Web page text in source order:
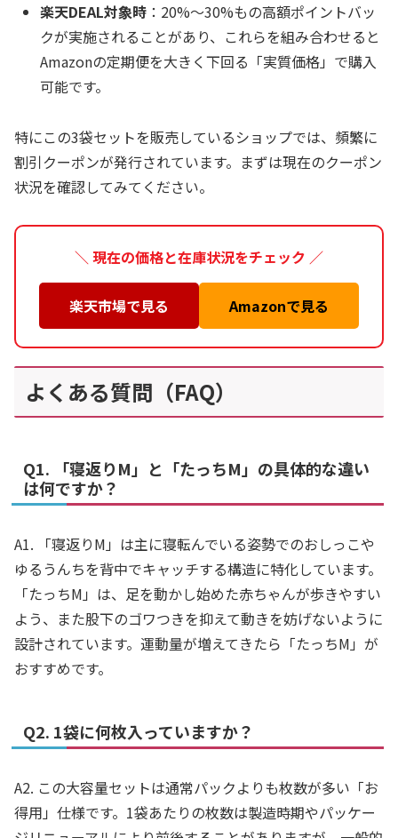
楽天DEAL対象時 ：20%〜30%もの高額ポイントバッ
クが実施されることがあり、これらを組み合わせると
Amazonの定期便を大きく下回る「実質価格」で購入
可能です。
特にこの3袋セットを販売しているショップでは、頻繁に
割引クーポンが発行されています。まずは現在のクーポン
状況を確認してみてください。
＼ 現在の価格と在庫状況をチェック ／
楽天市場で見る Amazonで見る
よくある質問（FAQ）
Q1. 「寝返りM」と「たっちM」の具体的な違い
は何ですか？
A1. 「寝返りM」は主に寝転んでいる姿勢でのおしっこや
ゆるうんちを背中でキャッチする構造に特化しています。
「たっちM」は、足を動かし始めた赤ちゃんが歩きやすい
よう、また股下のゴワつきを抑えて動きを妨げないように
設計されています。運動量が増えてきたら「たっちM」が
おすすめです。
Q2. 1袋に何枚入っていますか？
A2. この大容量セットは通常パックよりも枚数が多い「お
得用」仕様です。1袋あたりの枚数は製造時期やパッケー